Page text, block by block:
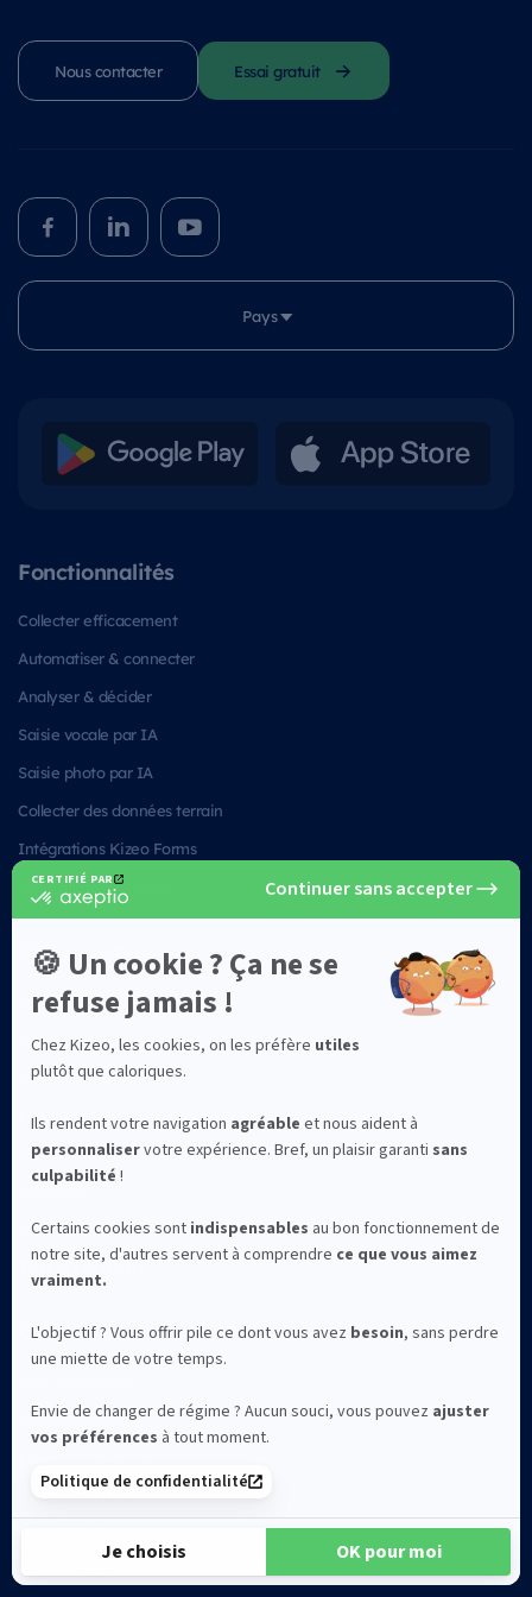
Nous contacter Essai gratuit
Pays
Fonctionnalités
Collecter efficacement
Automatiser & connecter
Analyser & décider
Saisie vocale par IA
Saisie photo par IA
Collecter des données terrain
Intégrations Kizeo Forms
Sécurité des données
Votre secteur
BTP
QHSE
Maintenance
Energie
Industrie
Télécoms
RH
Tous les secteurs
Cas d'usage
Rapport d’incident
Bon de commande